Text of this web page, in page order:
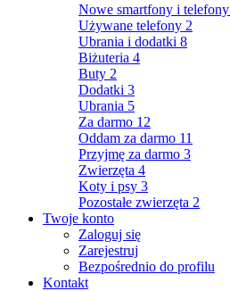
Nowe smartfony i telefony
Używane telefony 2
Ubrania i dodatki 8
Biżuteria 4
Buty 2
Dodatki 3
Ubrania 5
Za darmo 12
Oddam za darmo 11
Przyjmę za darmo 3
Zwierzęta 4
Koty i psy 3
Pozostałe zwierzęta 2
Twoje konto
Zaloguj się
Zarejestruj
Bezpośrednio do profilu
Kontakt